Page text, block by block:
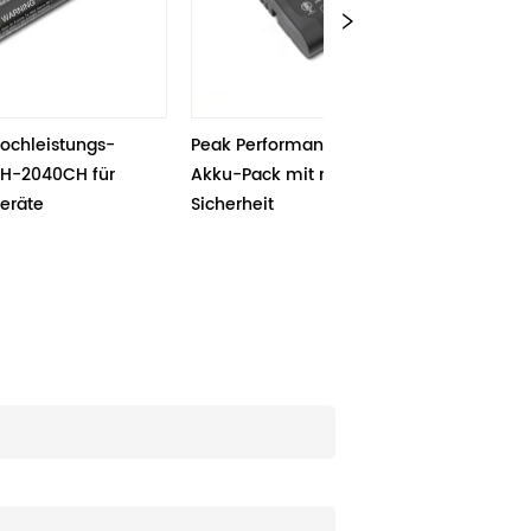
für
Peak Performance BAKTH-2057DH
Akku-Pack mit medizinischer
Sicherheit